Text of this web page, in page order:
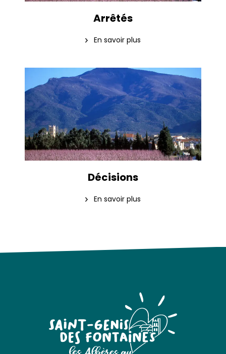
Arrêtés
En savoir plus
Décisions
En savoir plus